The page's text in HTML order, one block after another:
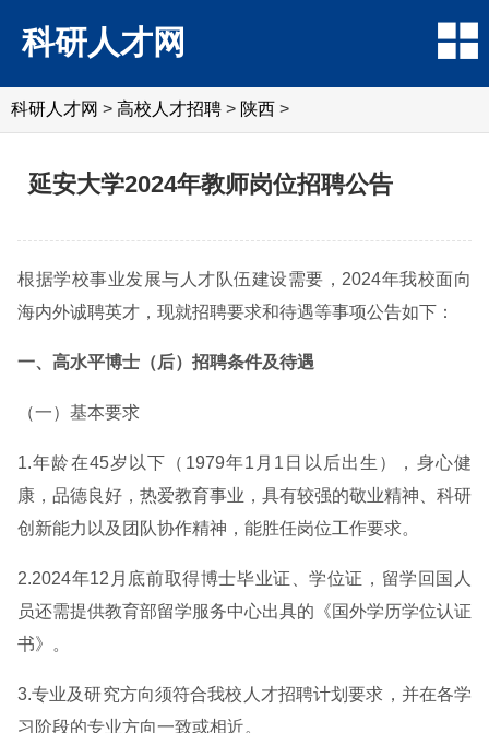
科研人才网
科研人才网 > 高校人才招聘 > 陕西 >
延安大学2024年教师岗位招聘公告
根据学校事业发展与人才队伍建设需要，2024年我校面向
海内外诚聘英才，现就招聘要求和待遇等事项公告如下：
一、高水平博士（后）招聘条件及待遇
（一）基本要求
1.年龄在45岁以下（1979年1月1日以后出生），身心健
康，品德良好，热爱教育事业，具有较强的敬业精神、科研
创新能力以及团队协作精神，能胜任岗位工作要求。
2.2024年12月底前取得博士毕业证、学位证，留学回国人
员还需提供教育部留学服务中心出具的《国外学历学位认证
书》。
3.专业及研究方向须符合我校人才招聘计划要求，并在各学
习阶段的专业方向一致或相近。